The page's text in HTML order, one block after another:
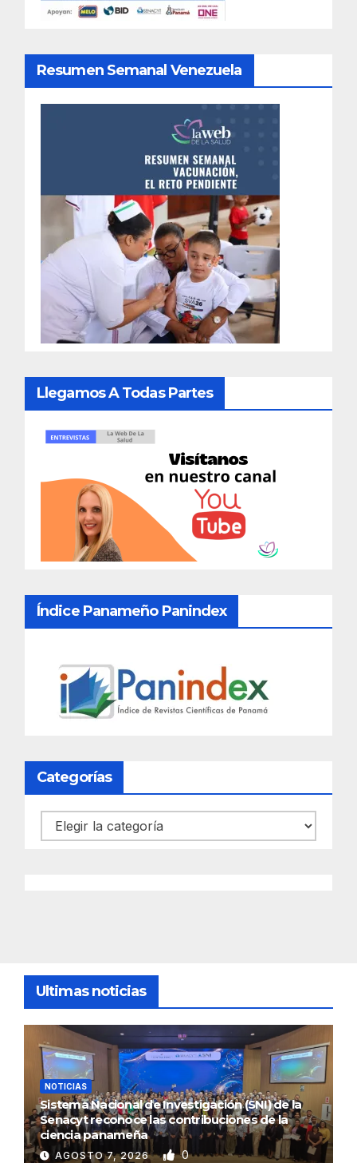
Resumen Semanal Venezuela
Llegamos A Todas Partes
Índice Panameño Panindex
Categorías
Categorías
Ultimas noticias
NOTICIAS
Sistema Nacional de Investigación (SNI) de la
Senacyt reconoce las contribuciones de la
ciencia panameña
AGOSTO 7, 2026 0